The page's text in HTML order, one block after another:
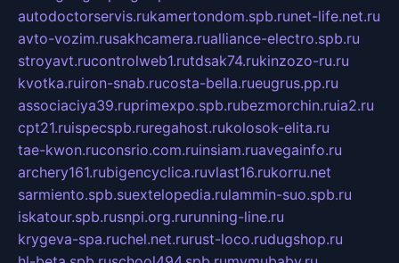
autodoctorservis.rukamertondom.spb.runet-life.net.ru
avto-vozim.rusakhcamera.rualliance-electro.spb.ru
stroyavt.rucontrolweb1.rutdsak74.rukinzozo-ru.ru
kvotka.ruiron-snab.rucosta-bella.rueugrus.pp.ru
associaciya39.ruprimexpo.spb.rubezmorchin.ruia2.ru
cpt21.ruispecspb.ruregahost.rukolosok-elita.ru
tae-kwon.ruconsrio.com.ruinsiam.ruavegainfo.ru
archery161.rubigencyclica.ruvlast16.rukorru.net
sarmiento.spb.suextelopedia.rulammin-suo.spb.ru
iskatour.spb.rusnpi.org.rurunning-line.ru
krygeva-spa.ruchel.net.rurust-loco.rudugshop.ru